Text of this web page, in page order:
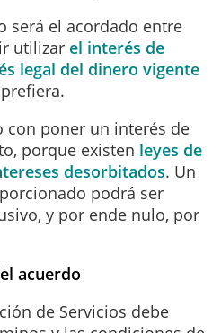
será el acordado entre
utilizar el interés de
legal del dinero vigente
con poner un interés de
porque existen leyes de
desorbitados. Un
podrá ser
y por ende nulo, por
acuerdo
de Servicios debe